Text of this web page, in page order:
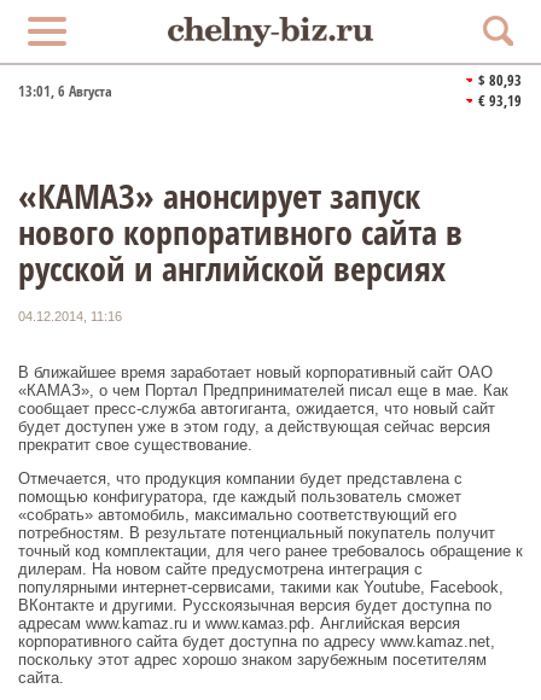
13:01, 6 Августа
$ 80,93
€ 93,19
«КАМАЗ» анонсирует запуск
нового корпоративного сайта в
русской и английской версиях
04.12.2014, 11:16
В ближайшее время заработает новый корпоративный сайт ОАО
«КАМАЗ», о чем Портал Предпринимателей писал еще в мае. Как
сообщает пресс-служба автогиганта, ожидается, что новый сайт
будет доступен уже в этом году, а действующая сейчас версия
прекратит свое существование.
Отмечается, что продукция компании будет представлена с
помощью конфигуратора, где каждый пользователь сможет
«собрать» автомобиль, максимально соответствующий его
потребностям. В результате потенциальный покупатель получит
точный код комплектации, для чего ранее требовалось обращение к
дилерам. На новом сайте предусмотрена интеграция с
популярными интернет-сервисами, такими как Youtube, Facebook,
ВКонтакте и другими. Русскоязычная версия будет доступна по
адресам www.kamaz.ru и www.камаз.рф. Английская версия
корпоративного сайта будет доступна по адресу www.kamaz.net,
поскольку этот адрес хорошо знаком зарубежным посетителям
сайта.